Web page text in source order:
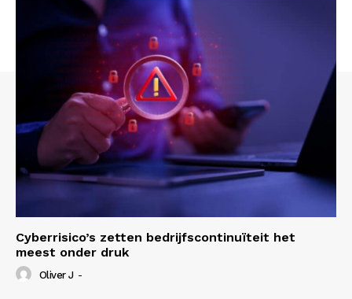
Cyberrisico’s zetten bedrijfscontinuïteit het
meest onder druk
Oliver J -